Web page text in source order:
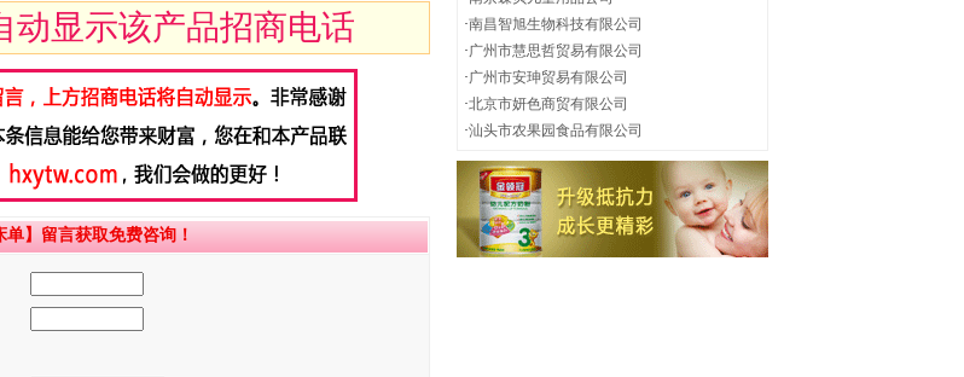
动显示该产品招商电话
】留言获取免费咨询！
·南昌智旭生物科技有限公司
·广州市慧思哲贸易有限公司
·广州市安珅贸易有限公司
·北京市妍色商贸有限公司
·汕头市农果园食品有限公司